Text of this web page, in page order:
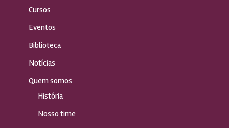
Cursos
Eventos
Biblioteca
Notícias
Quem somos
História
Nosso time